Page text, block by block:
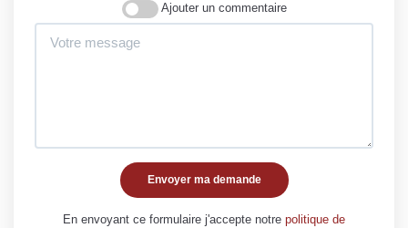
Ajouter un commentaire
Envoyer ma demande
En envoyant ce formulaire j'accepte notre politique de